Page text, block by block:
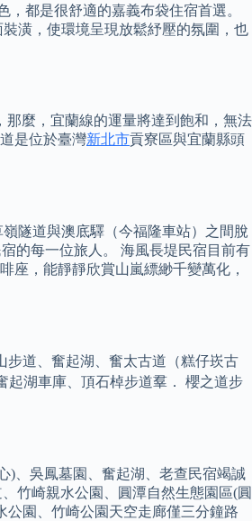
都是很舒適的嘉義布袋住宿首選。
潢，使環境呈現放鬆紓壓的氛圍，也
麼，宜蘭線的運量將達到飽和，無法
是位於臺灣新北市貢寮區與宜蘭縣頭
嶺隧道與澳底驛（今福隆車站）之間脫
的每一位旅人。 海風長堤民宿目前有
座，能靜靜欣賞山嵐縹緲千變萬化，
步道、奮起湖、奮太古道（糕仔崁古
起湖車庫、頂石棹步道羣． 櫻之道步
)、吳鳳墓園、奮起湖、老查民宿竭誠
竹崎親水公園、圓潭自然生態園區(圓
園、竹崎公園天空走廊僅三分鐘路